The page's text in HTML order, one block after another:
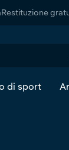
Restituzione
di sport